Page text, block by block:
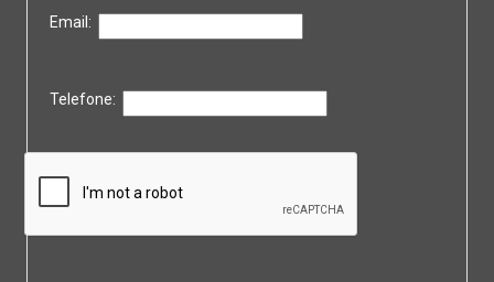
Email:
Telefone: